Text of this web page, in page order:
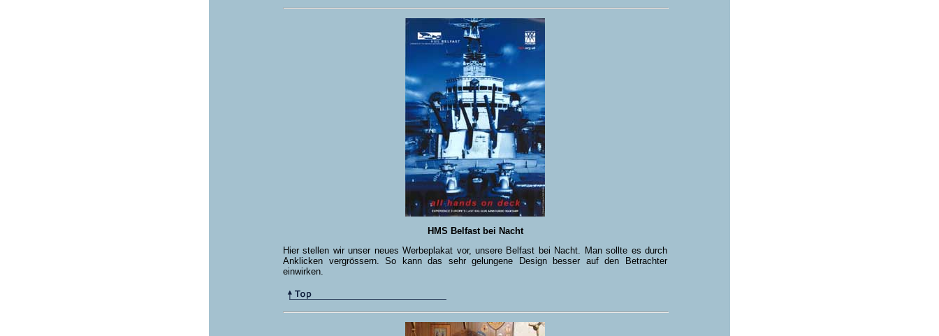
HMS Belfast bei Nacht
Hier stellen wir unser neues Werbeplakat vor, unsere Belfast bei Nacht. Man sollte es durch
Anklicken vergrössern. So kann das sehr gelungene Design besser auf den Betrachter
einwirken.